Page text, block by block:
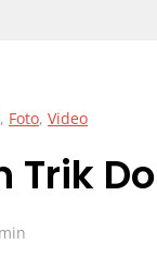
, Foto, Video
Trik